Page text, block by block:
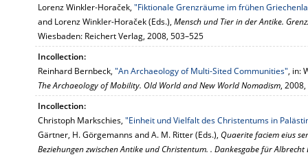
Lorenz Winkler-Horaček, "Fiktionale Grenzräume im frühen
and Lorenz Winkler-Horaček (Eds.), Mensch und Tier in der Antike.
Wiesbaden: Reichert Verlag, 2008, 503–525
Incollection:
Reinhard Bernbeck, "An Archaeology of Multi-Sited Communities", in:
The Archaeology of Mobility. Old World and New World Nomadism,
Incollection:
Christoph Markschies, "Einheit und Vielfalt des Christentums in
Gärtner, H. Görgemanns and A. M. Ritter (Eds.), Quaerite faciem eius
Beziehungen zwischen Antike und Christentum. . Dankesgabe für